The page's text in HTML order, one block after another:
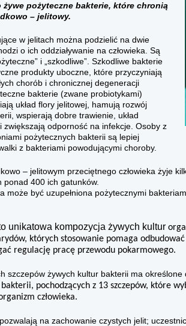
pożyteczne bakterie, które chronią
– jelitowy.
w jelitach można podzielić na dwie
o ich oddziaływanie na człowieka. Są
i „szkodliwe”. Szkodliwe bakterie
produkty uboczne, które przyczyniają
chorób i chronicznej degeneracji
bakterie (zwane probiotykami)
układ flory jelitowej, hamują rozwój
wspierają dobre trawienie, układ
zwiększają odporność na infekcje. Osoby z
pożytecznych bakterii są lepiej
z bakteriami powodującymi choroby.
– jelitowym przeciętnego człowieka żyje
ponad 400 ich gatunków.
może być uzupełniona pożytecznymi
unikatowa kompozycja żywych kultur
których stosowanie pomaga
regulację pracę przewodu pokarmowego.
szczepów żywych kultur bakterii ma określone
pochodzących z 13 szczepów, które
człowieka.
na zachowanie czystych jelit;